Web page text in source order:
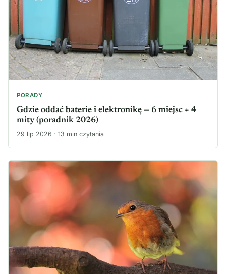
PORADY
Gdzie oddać baterie i elektronikę — 6 miejsc + 4
mity (poradnik 2026)
29 lip 2026 · 13 min czytania